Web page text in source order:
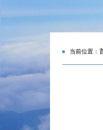
当前位置：